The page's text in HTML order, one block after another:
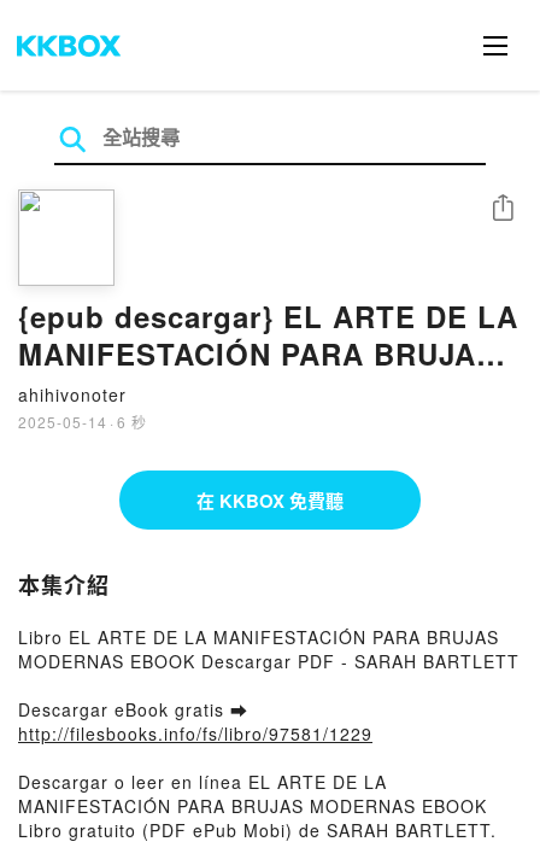
{epub descargar} EL ARTE DE LA
MANIFESTACIÓN PARA BRUJAS
ahihivonoter
2025-05-14 · 6 秒
分享
在 KKBOX 免費聽
本集介紹
Libro EL ARTE DE LA MANIFESTACIÓN PARA BRUJAS
MODERNAS EBOOK Descargar PDF - SARAH BARTLETT
Descargar eBook gratis ➡
http://filesbooks.info/fs/libro/97581/1229
Descargar o leer en línea EL ARTE DE LA
MANIFESTACIÓN PARA BRUJAS MODERNAS EBOOK
Libro gratuito (PDF ePub Mobi) de SARAH BARTLETT.